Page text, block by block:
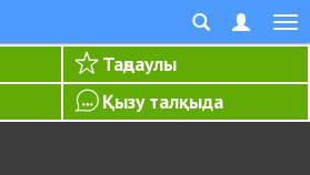
Таңдаулы
Қызу талқыда